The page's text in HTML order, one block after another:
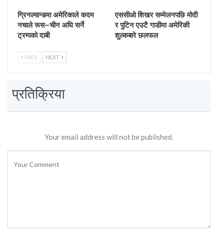
ग्रिनल्यान्डमा अमेरिकाले कदम
नचाले रूस–चीन अघि सर्ने
ट्रम्पको दाबी
एससीओ शिखर सम्मेलनपछि मोदी
र पुटिन एउटै गाडीमा अमेरिकी
शुल्कबारे छलफल
PREV NEXT
प्रतिक्रिया
Your email address will not be published.